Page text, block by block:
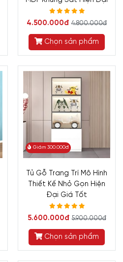
4.500.000đ 4.800.000đ
Chọn sản phẩm
Giảm 300.000đ
Tủ Gỗ Trang Trí Mô Hình
Thiết Kế Nhỏ Gọn Hiện
Đại Giá Tốt
5.600.000đ 5.900.000đ
Chọn sản phẩm